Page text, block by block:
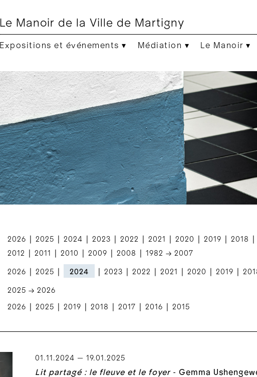
Le Manoir de la Ville de Martigny
Expositions et événements ▾ Médiation ▾ Le Manoir ▾
2026 2025 2024 2023 2022 2021 2020 2019 2018
2012 2011 2010 2009 2008 1982 → 2007
2026 2025 2024 2023 2022 2021 2020 2019
2025 → 2026
2026 2025 2019 2018 2017 2016 2015
01.11.2024 — 19.01.2025
Lit partagé : le fleuve et le foyer - Gemma